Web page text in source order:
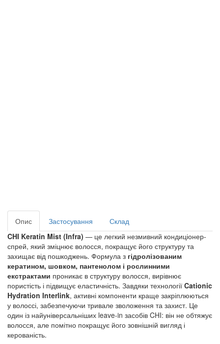
Опис Застосування
Склад
CHI Keratin Mist (Infra) — це легкий незмивний кондиціонер-
спрей, який зміцнює волосся, покращує його структуру та
захищає від пошкоджень. Формула з гідролізованим
кератином, шовком, пантенолом і рослинними
екстрактами проникає в структуру волосся, вирівнює
пористість і підвищує еластичність. Завдяки технології Cationic
Hydration Interlink, активні компоненти краще закріплюються
у волоссі, забезпечуючи тривале зволоження та захист. Це
один із найуніверсальніших leave-in засобів CHI: він не обтяжує
волосся, але помітно покращує його зовнішній вигляд і
керованість.